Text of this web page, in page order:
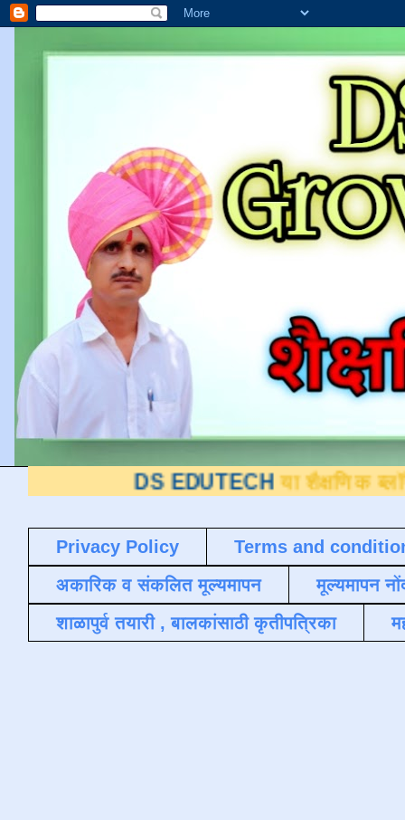
DS EDUTECH या शैक्षणिक ब्लॉगवर आपले
Privacy Policy
Terms and
अकारिक व संकलित मूल्यमापन
मूल्यमापन
शाळापुर्व तयारी , बालकांसाठी कृतीपत्रिका